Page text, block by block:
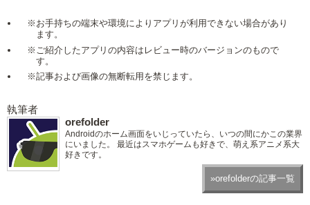
※お手持ちの端末や環境によりアプリが利用できない場合があり
ます。
※ご紹介したアプリの内容はレビュー時のバージョンのもので
す。
※記事および画像の無断転用を禁じます。
執筆者
orefolder
Androidのホーム画面をいじっていたら、いつの間にかこの業界
にいました。 最近はスマホゲームも好きで、萌え系アニメ系大
好きです。
»orefolderの記事一覧